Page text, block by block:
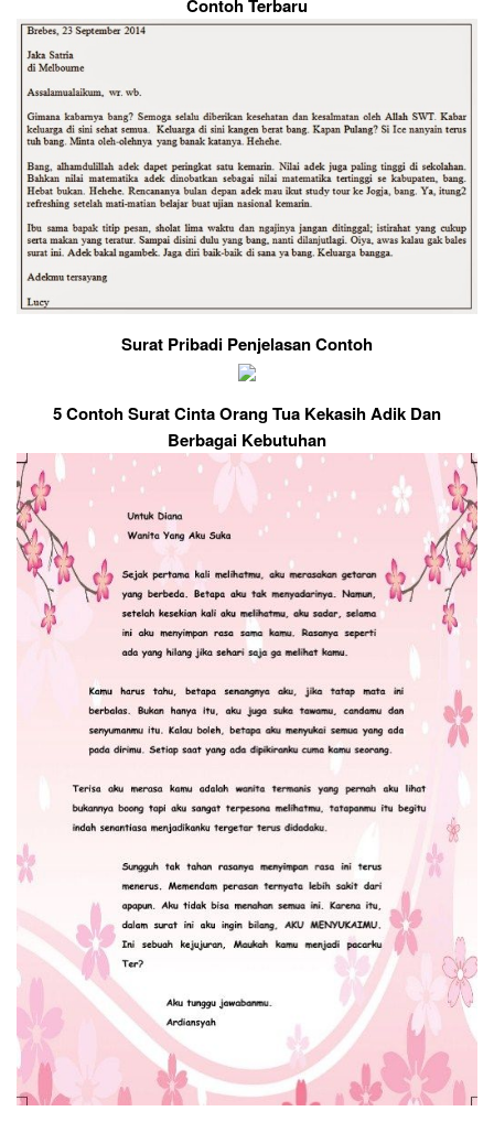
Contoh Terbaru
Surat Pribadi Penjelasan Contoh
5 Contoh Surat Cinta Orang Tua Kekasih Adik Dan
Berbagai Kebutuhan